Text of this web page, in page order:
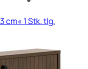
cm« 1 Stk. tlg.